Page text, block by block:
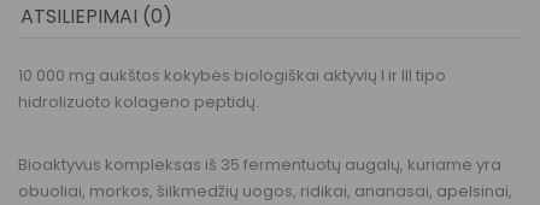
ATSILIEPIMAI (0)
10 000 mg aukštos kokybės biologiškai aktyvių I ir III tipo
hidrolizuoto kolageno peptidų.
Bioaktyvus kompleksas iš 35 fermentuotų augalų, kuriame yra
obuoliai, morkos, šilkmedžių uogos, ridikai, ananasai, apelsinai,